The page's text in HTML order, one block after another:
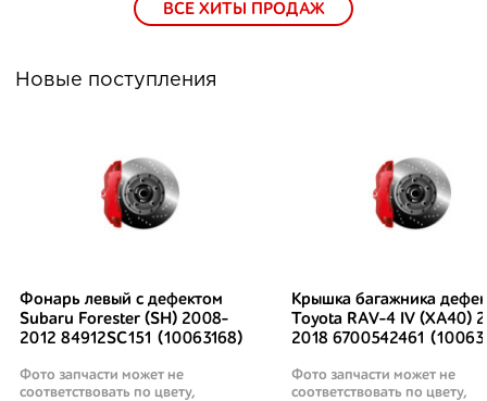
ВСЕ ХИТЫ ПРОДАЖ
Новые поступления
Фонарь левый с дефектом
Subaru Forester (SH) 2008-
2012 84912SC151 (10063168)
Фото запчасти может не
соответствовать по цвету,
Крышка багажника
Toyota RAV-4 IV (XA40)
2018 6700542461
Фото запчасти может не
соответствовать по цвету,